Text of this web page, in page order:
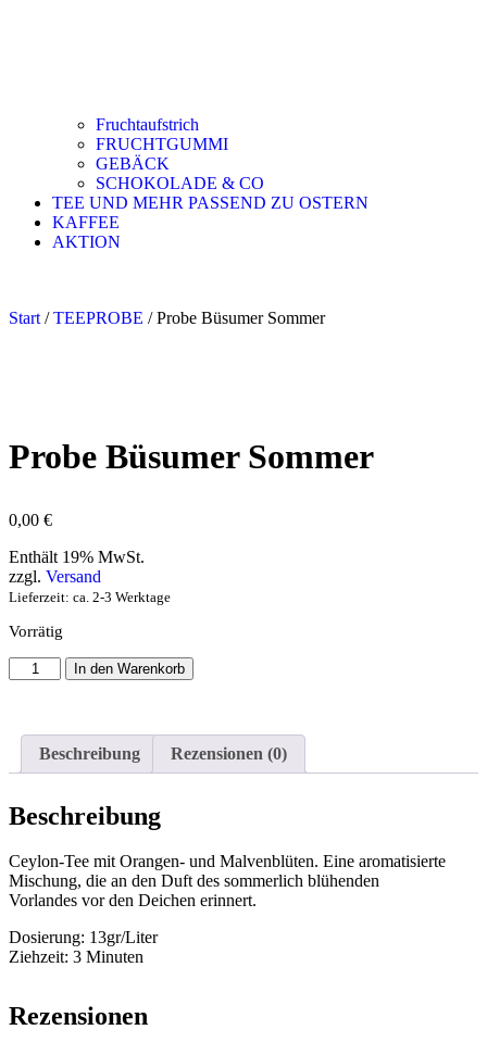
Fruchtaufstrich
FRUCHTGUMMI
GEBÄCK
SCHOKOLADE & CO
TEE UND MEHR PASSEND ZU OSTERN
KAFFEE
AKTION
Start /TEEPROBE / Probe Büsumer Sommer
Probe Büsumer Sommer
0,00 €
Enthält 19% MwSt.
zzgl. Versand
Lieferzeit: ca. 2-3 Werktage
Vorrätig
In den Warenkorb
Beschreibung Rezensionen (0)
Beschreibung
Ceylon-Tee mit Orangen- und Malvenblüten. Eine aromatisierte
Mischung, die an den Duft des sommerlich blühenden
Vorlandes vor den Deichen erinnert.
Dosierung: 13gr/Liter
Ziehzeit: 3 Minuten
Rezensionen